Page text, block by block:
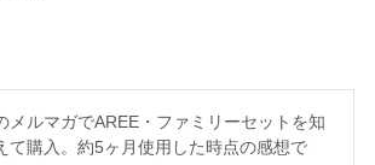
メルマガでAREE・ファミリーセットを知
て購入。約5ヶ月使用した時点の感想で